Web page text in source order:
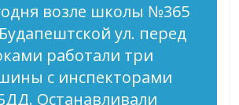
возле школы №365
ул. перед
работали три
с инспекторами
Останавливали